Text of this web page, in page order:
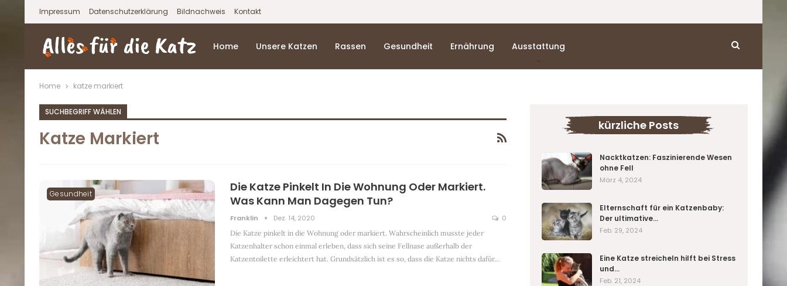
Impressum Datenschutzerklärung Bildnachweis Kontakt
Home Unsere Katzen Rassen Gesundheit Ernährung Ausstattung
Home katze markiert
SUCHBEGRIFF WÄHLEN
Katze Markiert
Gesundheit
Die Katze Pinkelt In Die Wohnung Oder Markiert.
Was Kann Man Dagegen Tun?
Franklin Dez. 14, 2020 0
Die Katze pinkelt in die Wohnung oder markiert. Wahrscheinlich musste jeder
Katzenhalter schon einmal erleben, dass sich seine Fellnase außerhalb der
Katzentoilette erleichtert hat. Grundsätzlich ist es so, dass die Katze nichts dafür…
kürzliche Posts
Nacktkatzen: Faszinierende Wesen
ohne Fell
März 4, 2024
Elternschaft für ein Katzenbaby:
Der ultimative…
Feb. 29, 2024
Eine Katze streicheln hilft bei Stress
und…
Feb. 21, 2024